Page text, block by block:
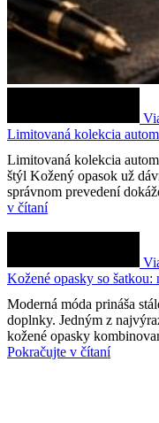
Limitovaná kolekcia
Limitovaná kolekcia
štýl Kožený opasok už
správnom prevedení
v čítaní
Kožené opasky so
Moderná móda prináša
doplnky. Jedným z
kožené opasky
Pokračujte v čítaní